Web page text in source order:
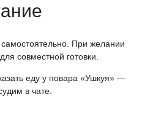
При желании
совместной готовки.
еду у повара «Ушкуя» —
в чате.